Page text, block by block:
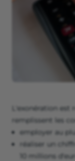
L'exonération est
remplissent les
employer au
réaliser un
10 millions